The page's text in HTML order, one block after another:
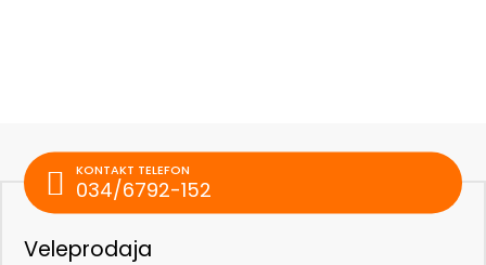
KONTAKT TELEFON
034/6792-152
Veleprodaja